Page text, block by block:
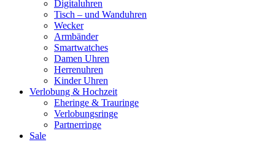
Digitaluhren
Tisch – und Wanduhren
Wecker
Armbänder
Smartwatches
Damen Uhren
Herrenuhren
Kinder Uhren
Verlobung & Hochzeit
Eheringe & Trauringe
Verlobungsringe
Partnerringe
Sale